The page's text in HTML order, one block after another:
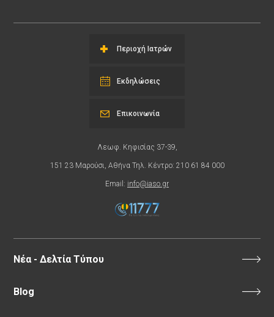
Περιοχή Ιατρών
Εκδηλώσεις
Λεωφ. Κηφισίας 37-39,
151 23 Μαρούσι, Αθήνα Τηλ. Κέντρο: 210 61 84 000
Email: info@iaso.gr
Επικοινωνία
Νέα - Δελτία Τύπου
Blog